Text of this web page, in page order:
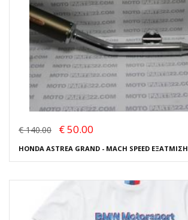
€ 140.00 € 50.00
HONDA ASTREA GRAND - MACH SPEED ΕΞΑΤΜΙΣΗ